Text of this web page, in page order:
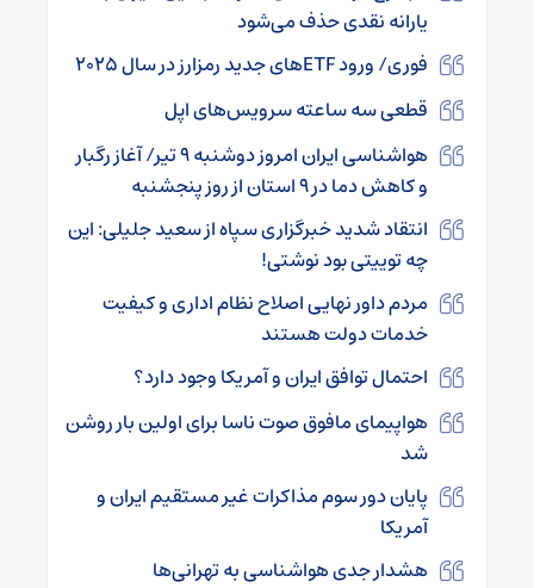
یارانه نقدی حذف می‌شود
فوری/ ورود ETF‌های جدید رمزارز در سال ۲۰۲۵
قطعی سه ساعته سرویس‌های اپل
هواشناسی ایران امروز دوشنبه ۹ تیر/ آغاز رگبار
و کاهش دما در ۹ استان از روز پنجشنبه
انتقاد شدید خبرگزاری سپاه از سعید جلیلی: این
چه توییتی بود نوشتی!
مردم داور نهایی اصلاح نظام اداری و کیفیت
خدمات دولت هستند
احتمال توافق ایران و آمریکا وجود دارد؟
هواپیمای مافوق صوت ناسا برای اولین بار روشن
شد
پایان دور سوم مذاکرات غیر مستقیم ایران و
آمریکا
هشدار جدی هواشناسی به تهرانی‌ها